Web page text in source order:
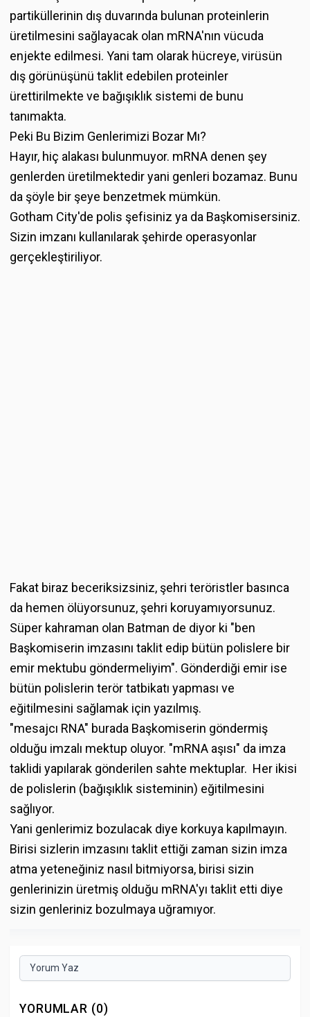
partiküllerinin dış duvarında bulunan proteinlerin
üretilmesini sağlayacak olan mRNA'nın vücuda
enjekte edilmesi. Yani tam olarak hücreye, virüsün
dış görünüşünü taklit edebilen proteinler
ürettirilmekte ve bağışıklık sistemi de bunu
tanımakta.
Peki Bu Bizim Genlerimizi Bozar Mı?
Hayır, hiç alakası bulunmuyor. mRNA denen şey
genlerden üretilmektedir yani genleri bozamaz. Bunu
da şöyle bir şeye benzetmek mümkün.
Gotham City'de polis şefisiniz ya da Başkomisersiniz.
Sizin imzanı kullanılarak şehirde operasyonlar
gerçekleştiriliyor.
Fakat biraz beceriksizsiniz, şehri teröristler basınca
da hemen ölüyorsunuz, şehri koruyamıyorsunuz.
Süper kahraman olan Batman de diyor ki "ben
Başkomiserin imzasını taklit edip bütün polislere bir
emir mektubu göndermeliyim". Gönderdiği emir ise
bütün polislerin terör tatbikatı yapması ve
eğitilmesini sağlamak için yazılmış.
"mesajcı RNA" burada Başkomiserin göndermiş
olduğu imzalı mektup oluyor. "mRNA aşısı" da imza
taklidi yapılarak gönderilen sahte mektuplar. Her ikisi
de polislerin (bağışıklık sisteminin) eğitilmesini
sağlıyor.
Yani genlerimiz bozulacak diye korkuya kapılmayın.
Birisi sizlerin imzasını taklit ettiği zaman sizin imza
atma yeteneğiniz nasıl bitmiyorsa, birisi sizin
genlerinizin üretmiş olduğu mRNA'yı taklit etti diye
sizin genleriniz bozulmaya uğramıyor.
Yorum Yaz
YORUMLAR (0)